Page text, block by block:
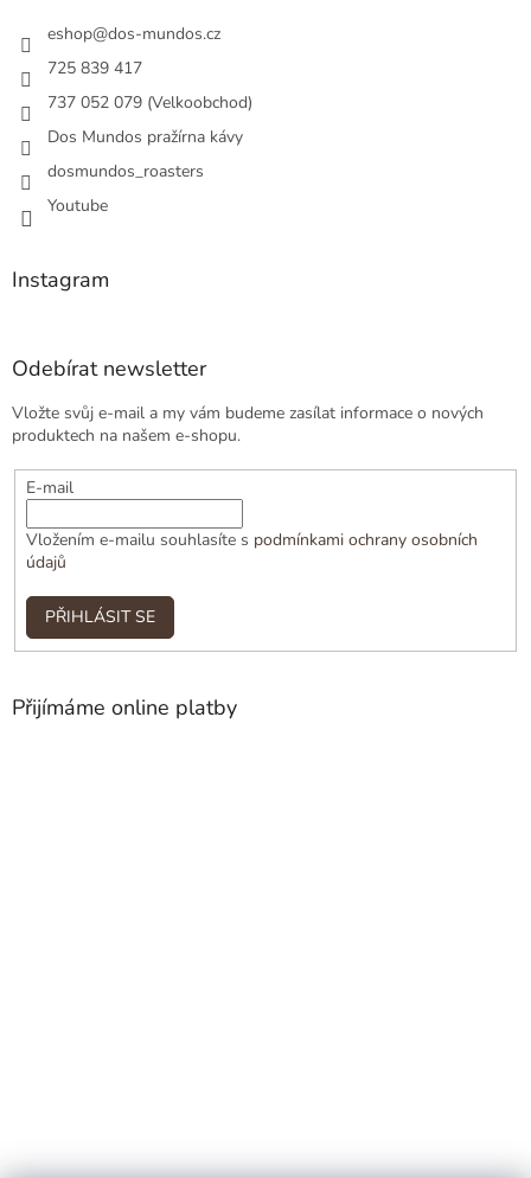
eshop@dos-mundos.cz
725 839 417
737 052 079 (Velkoobchod)
Dos Mundos pražírna kávy
dosmundos_roasters
Youtube
Instagram
Odebírat newsletter
Vložte svůj e-mail a my vám budeme zasílat informace o nových
produktech na našem e-shopu.
E-mail
Vložením e-mailu souhlasíte s podmínkami ochrany osobních
údajů
PŘIHLÁSIT SE
Přijímáme online platby